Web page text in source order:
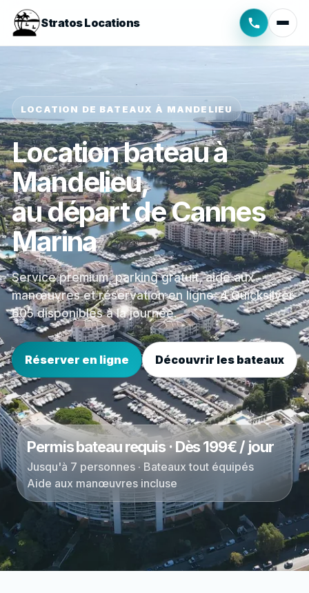
Stratos Locations
LOCATION DE BATEAUX À MANDELIEU
Location bateau à
Mandelieu,
au départ de Cannes
Marina
Service premium, parking gratuit, aide aux
manœuvres et réservation en ligne. 4 Quicksilver
605 disponibles à la journée.
Réserver en ligne Découvrir les bateaux
Permis bateau requis · Dès 199€ / jour
Jusqu'à 7 personnes · Bateaux tout équipés
Aide aux manœuvres incluse